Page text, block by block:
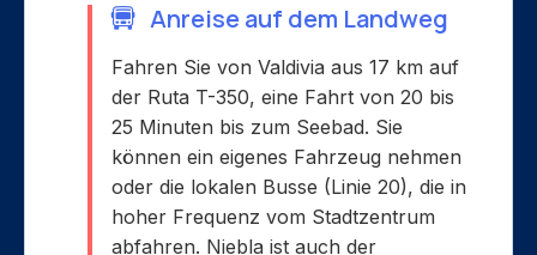
Anreise auf dem Landweg
Fahren Sie von Valdivia aus 17 km auf
der Ruta T-350, eine Fahrt von 20 bis
25 Minuten bis zum Seebad. Sie
können ein eigenes Fahrzeug nehmen
oder die lokalen Busse (Linie 20), die in
hoher Frequenz vom Stadtzentrum
abfahren. Niebla ist auch der